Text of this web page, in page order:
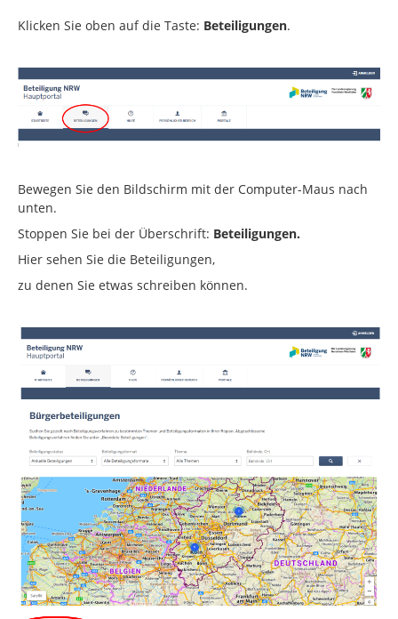
Klicken Sie oben auf die Taste: Beteiligungen.
Bewegen Sie den Bildschirm mit der Computer-Maus nach
unten.
Stoppen Sie bei der Überschrift: Beteiligungen.
Hier sehen Sie die Beteiligungen,
zu denen Sie etwas schreiben können.